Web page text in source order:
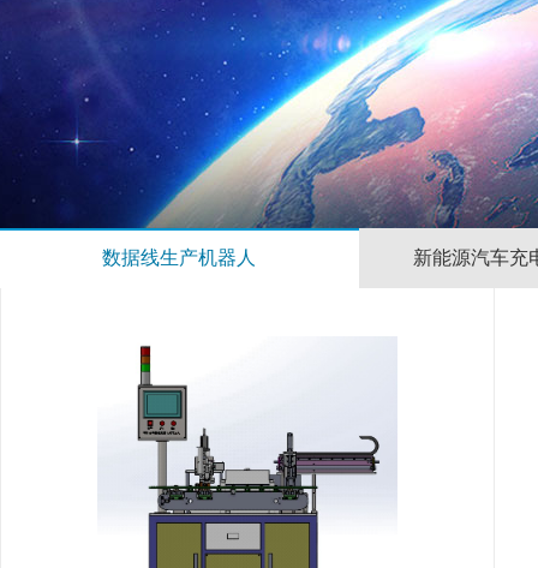
数据线生产机器人 新能源汽车充